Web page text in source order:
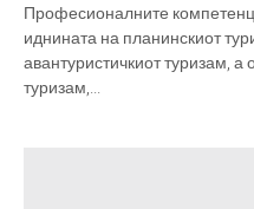
Професионалните
иднината на планинскиот
авантуристичкиот туризам,
туризам,...